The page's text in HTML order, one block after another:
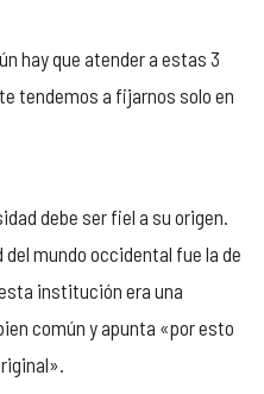
hay que atender a estas 3
tendemos a fijarnos solo en
debe ser fiel a su origen.
mundo occidental fue la de
institución era una
común y apunta «por esto